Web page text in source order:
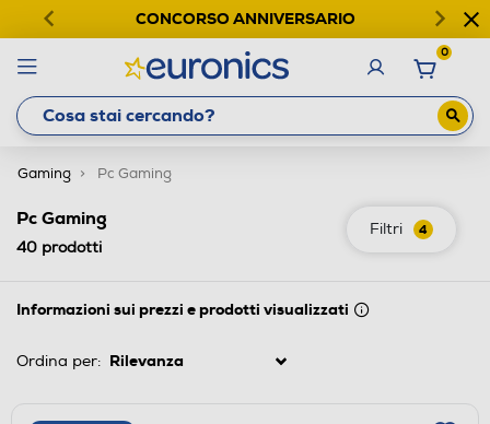
CONCORSO ANNIVERSARIO
0
Gaming Pc Gaming
Filtri 4
Pc Gaming
40 prodotti
Informazioni sui prezzi e prodotti visualizzati
Ordina per: